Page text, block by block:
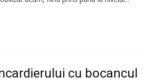
cu bocancul